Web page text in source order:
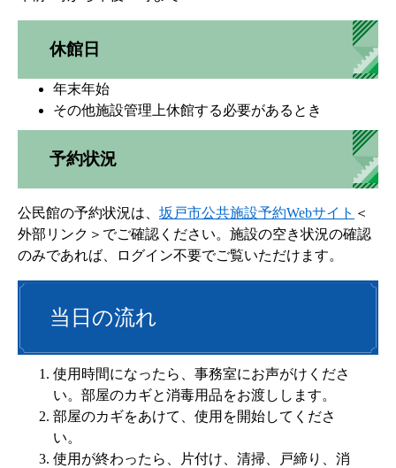
休館日
年末年始
その他施設管理上休館する必要があるとき
予約状況
公民館の予約状況は、 坂戸市公共施設予約Webサイト ＜
外部リンク＞ でご確認ください。施設の空き状況の確認
のみであれば、ログイン不要でご覧いただけます。
当日の流れ
使用時間になったら、事務室にお声がけくださ
い。部屋のカギと消毒用品をお渡しします。
部屋のカギをあけて、使用を開始してくださ
い。
使用が終わったら、片付け、清掃、戸締り、消